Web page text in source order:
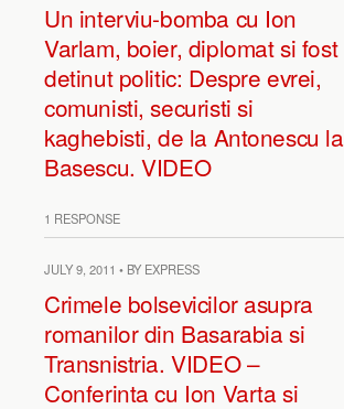
Un interviu-bomba cu Ion
Varlam, boier, diplomat si fost
detinut politic: Despre evrei,
comunisti, securisti si
kaghebisti, de la Antonescu la
Basescu. VIDEO
1 RESPONSE
JULY 9, 2011 • BY EXPRESS
Crimele bolsevicilor asupra
romanilor din Basarabia si
Transnistria. VIDEO –
Conferinta cu Ion Varta si